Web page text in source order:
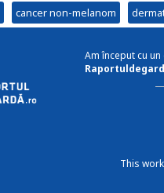
cancer non-melanom
Am început cu
This